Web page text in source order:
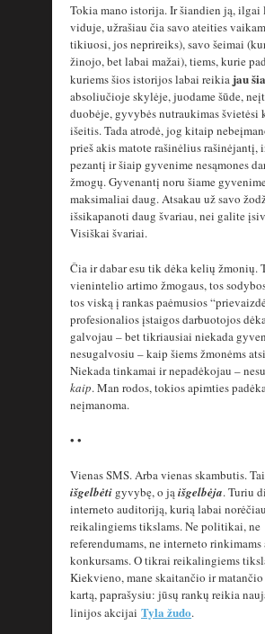
Tokia mano istorija. Ir šiandien ją, ilgai
viduje, užrašiau čia savo ateities
tikiuosi, jos neprireiks), savo šeimai
žinojo, bet labai mažai), tiems, kurie
kuriems šios istorijos labai reikia jau
absoliučioje skylėje, juodame šūde,
duobėje, gyvybės nutraukimas švietėsi
išeitis. Tada atrodė, jog kitaip
prieš akis matote rašinėlius rašinėjantį,
pezantį ir šiaip gyvenime nesąmones
žmogų. Gyvenantį noru šiame
maksimaliai daug. Atsakau už savo
išsikapanoti daug švariau, nei galite
Visiškai švariai.
Čia ir dabar esu tik dėka kelių žmonių.
vienintelio artimo žmogaus, tos
tos viską į rankas paėmusios
profesionalios įstaigos darbuotojos
galvojau – bet tikriausiai niekada
nesugalvosiu – kaip šiems žmonėms
Niekada tinkamai ir nepadėkojau –
kaip. Man rodos, tokios apimties
neįmanoma.
• •
Vienas SMS. Arba vienas skambutis.
išgelbėti gyvybę, o ją išgelbėja. Turiu
interneto auditoriją, kurią labai
reikalingiems tikslams. Ne politikai, ne
referendumams, ne interneto
konkursams. O tikrai reikalingiems
Kiekvieno, mane skaitančio ir matančio
kartą, paprašysiu: jūsų rankų reikia
linijos akcijai Tyla žudo.